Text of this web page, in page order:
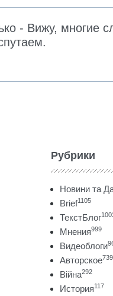
- Вижу, многие
Рубрики
Новини та
Brief1105
ТекстБлог
Мнения999
Видеоблоги
Авторское739
Війна292
История117